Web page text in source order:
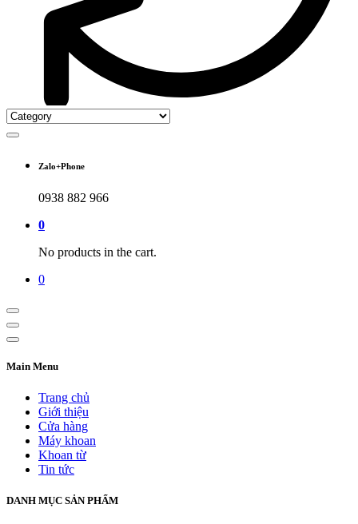
Zalo+Phone
0938 882 966
0
No products in the cart.
0
Main Menu
Trang chủ
Giới thiệu
Cửa hàng
Máy khoan
Khoan từ
Tin tức
DANH MỤC SẢN PHẨM